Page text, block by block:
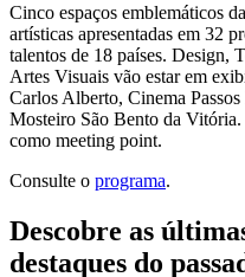
Cinco espaços emblemáticos
artísticas apresentadas em 32
talentos de 18 países. Design,
Artes Visuais vão estar em
Carlos Alberto, Cinema
Mosteiro São Bento da
como meeting point.
Consulte o programa.
Descobre as
destaques do